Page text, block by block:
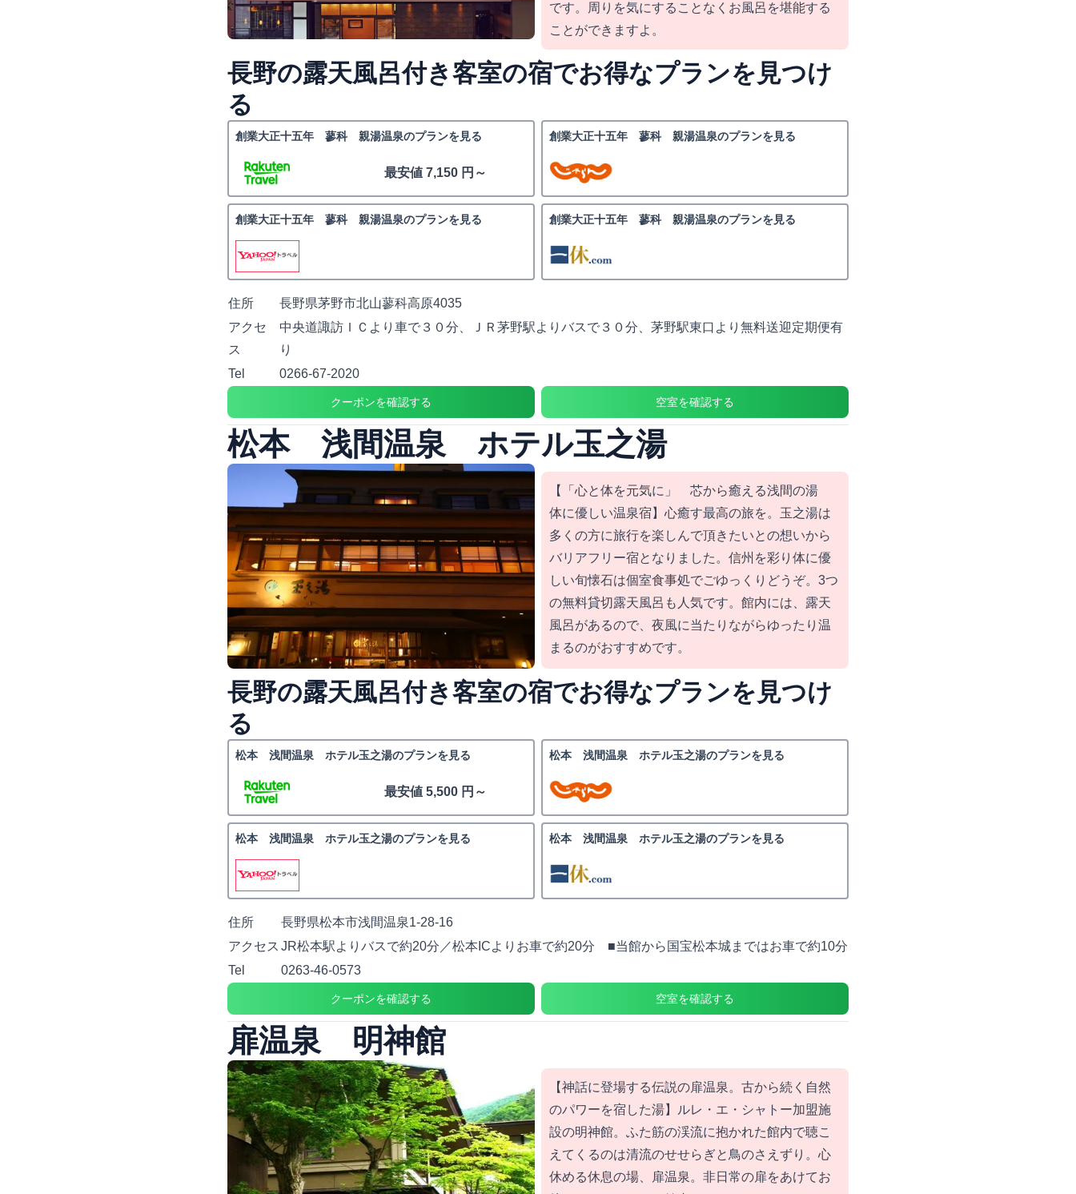
です。周りを気にすることなくお風呂を堪能する
ことができますよ。
長野の露天風呂付き客室の宿でお得なプランを見つけ
る
創業大正十五年 蓼科 親湯温泉のプランを見る
最安値 7,150 円～
創業大正十五年 蓼科 親湯温泉のプランを見る
創業大正十五年 蓼科 親湯温泉のプランを見る 創業大正十五年 蓼科 親湯温泉のプランを見る
住所
長野県茅野市北山蓼科高原4035
アクセ
ス
中央道諏訪ＩＣより車で３０分、ＪＲ茅野駅よりバスで３０分、茅野駅東口より無料送迎定期便有
り
Tel
0266-67-2020
クーポンを確認する 空室を確認する
松本 浅間温泉 ホテル玉之湯
【「心と体を元気に」 芯から癒える浅間の湯
体に優しい温泉宿】心癒す最高の旅を。玉之湯は
多くの方に旅行を楽しんで頂きたいとの想いから
バリアフリー宿となりました。信州を彩り体に優
しい旬懐石は個室食事処でごゆっくりどうぞ。3つ
の無料貸切露天風呂も人気です。館内には、露天
風呂があるので、夜風に当たりながらゆったり温
まるのがおすすめです。
長野の露天風呂付き客室の宿でお得なプランを見つけ
る
松本 浅間温泉 ホテル玉之湯のプランを見る
最安値 5,500 円～
松本 浅間温泉 ホテル玉之湯のプランを見る
松本 浅間温泉 ホテル玉之湯のプランを見る 松本 浅間温泉 ホテル玉之湯のプランを見る
住所
長野県松本市浅間温泉1-28-16
アクセス JR松本駅よりバスで約20分／松本ICよりお車で約20分 ■当館から国宝松本城まではお車で約10分
Tel
0263-46-0573
クーポンを確認する 空室を確認する
扉温泉 明神館
【神話に登場する伝説の扉温泉。古から続く自然
のパワーを宿した湯】ルレ・エ・シャトー加盟施
設の明神館。ふた筋の渓流に抱かれた館内で聴こ
えてくるのは清流のせせらぎと鳥のさえずり。心
休める休息の場、扉温泉。非日常の扉をあけてお